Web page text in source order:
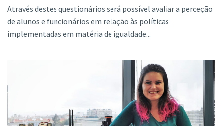
Através destes questionários será possível avaliar a perceção
de alunos e funcionários em relação às políticas
implementadas em matéria de igualdade...